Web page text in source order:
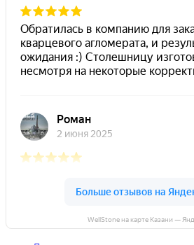
WellStone на карте Казани —